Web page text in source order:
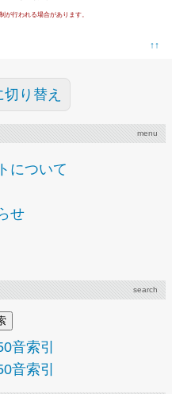
が行われる場合があります。
↑↑
り替え
menu
について
せ
search
音索引
音索引